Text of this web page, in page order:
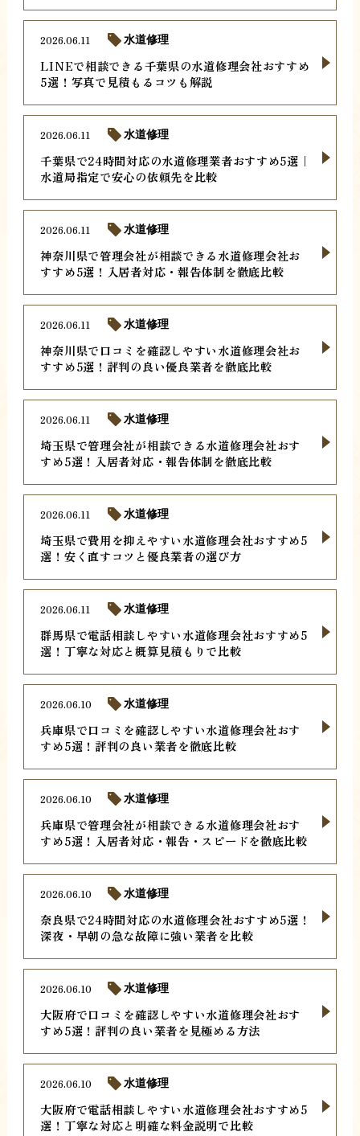
LINEで相談できる千葉県の水道修理会社おすすめ
5選！写真で見積もるコツも解説
2026.06.11 水道修理
千葉県で24時間対応の水道修理業者おすすめ5選｜
水道局指定で安心の依頼先を比較
2026.06.11 水道修理
神奈川県で管理会社が相談できる水道修理会社お
すすめ5選！入居者対応・報告体制を徹底比較
2026.06.11 水道修理
神奈川県で口コミを確認しやすい水道修理会社お
すすめ5選！評判の良い優良業者を徹底比較
2026.06.11 水道修理
埼玉県で管理会社が相談できる水道修理会社おす
すめ5選！入居者対応・報告体制を徹底比較
2026.06.11 水道修理
埼玉県で費用を抑えやすい水道修理会社おすすめ5
選！安く直すコツと優良業者の選び方
2026.06.11 水道修理
群馬県で電話相談しやすい水道修理会社おすすめ5
選！丁寧な対応と概算見積もりで比較
2026.06.11 水道修理
兵庫県で口コミを確認しやすい水道修理会社おす
すめ5選！評判の良い業者を徹底比較
2026.06.10 水道修理
兵庫県で管理会社が相談できる水道修理会社おす
すめ5選！入居者対応・報告・スピードを徹底比較
2026.06.10 水道修理
奈良県で24時間対応の水道修理会社おすすめ5選！
深夜・早朝の急な故障に強い業者を比較
2026.06.10 水道修理
大阪府で口コミを確認しやすい水道修理会社おす
すめ5選！評判の良い業者を見極める方法
2026.06.10 水道修理
大阪府で電話相談しやすい水道修理会社おすすめ5
選！丁寧な対応と明確な料金説明で比較
2026.06.10 水道修理